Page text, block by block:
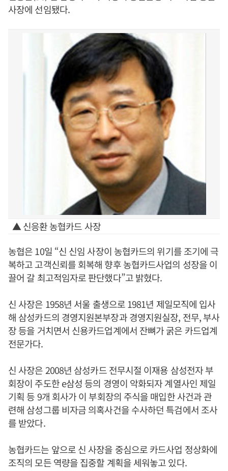
사장에 선임됐다.
▲ 신응환 농협카드 사장
농협은 10일 “신 신임 사장이 농협카드의 위기를 조기에 극
복하고 고객신뢰를 회복해 향후 농협카드사업의 성장을 이
끌어 갈 최고적임자로 판단했다”고 밝혔다.
신 사장은 1958년 서울 출생으로 1981년 제일모직에 입사
해 삼성카드의 경영지원본부장과 경영지원실장, 전무, 부사
장 등을 거치면서 신용카드업계에서 잔뼈가 굵은 카드업계
전문가다.
신 사장은 2008년 삼성카드 전무시절 이재용 삼성전자 부
회장이 주도한 e삼성 등의 경영이 악화되자 계열사인 제일
기획 등 9개 회사가 이 부회장의 주식을 매입한 사건과 관
련해 삼성그룹 비자금 의혹사건을 수사하던 특검에서 조사
를 받았다.
농협카드는 앞으로 신 사장을 중심으로 카드사업 정상화에
조직의 모든 역량을 집중할 계획을 세워놓고 있다.